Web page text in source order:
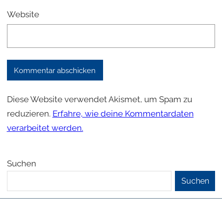
Website
Diese Website verwendet Akismet, um Spam zu
reduzieren. Erfahre, wie deine Kommentardaten
verarbeitet werden.
Suchen
Suchen